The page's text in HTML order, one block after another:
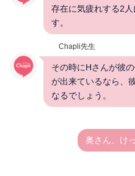
存在に気疲れする2
す。
Chapli先生
その時にHさんが彼
が出来ているなら、
なるでしょう。
奥さん、け